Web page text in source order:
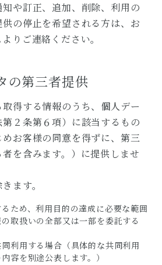
や訂正、追加、削除、利用の
の停止を希望される方は、お
りご連絡ください。
の第三者提供
得する情報のうち、個人デー
２条第６項）に該当するもの
お客様の同意を得ずに、第三
を含みます。）に提供しませ
ます。
ため、利⽤⽬的の達成に必要な範囲
取扱いの全部⼜は⼀部を委託する
利用する場合（具体的な共同利用
容を別途公表します。）